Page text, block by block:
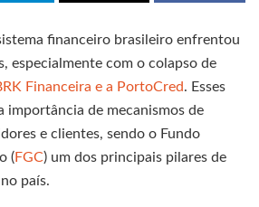
financeiro brasileiro enfrentou
especialmente com o colapso de
Financeira e a PortoCred. Esses
importância de mecanismos de
e clientes, sendo o Fundo
(FGC) um dos principais pilares de
país.